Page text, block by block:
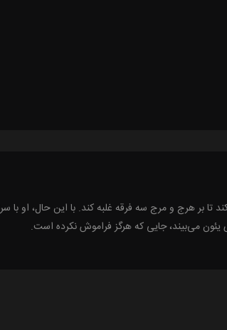
بر هرج و مرج سه فرقه غلبه کند. با این حال، او با
یئون می‌بیند، جایی که هرگز فراموش نکرده است.